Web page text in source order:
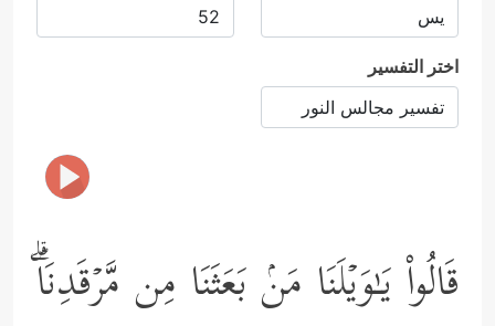
اختر التفسير
قَالُواْ یَـٰوَیۡلَنَا مَنۢ بَعَثَنَا مِن مَّرۡقَدِنَاۜۗ